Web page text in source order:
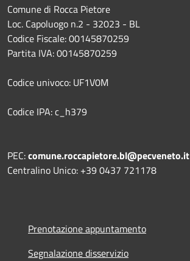
Comune di Rocca Pietore
Loc. Capoluogo n.2 - 32023 - BL
Codice Fiscale: 00145870259
Partita IVA: 00145870259
Codice univoco: UF1V0M
Codice IPA: c_h379
PEC:comune.roccapietore.bl@pecveneto.it
Centralino Unico: +39 0437 721178
Prenotazione appuntamento
Segnalazione disservizio